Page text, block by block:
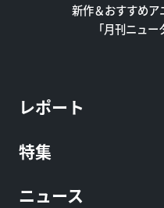
新作＆おすすめア
「月刊ニュ
レポート
特集
ニュース